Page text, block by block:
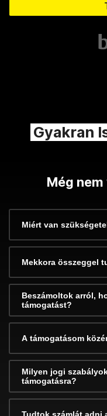
Gyakran
Még
Miért van
Mekkora összeggel
Beszámoltok arról,
támogatást?
A támogatásom
Milyen jogi
támogatásra?